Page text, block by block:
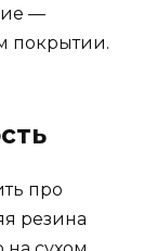
—
покрытии.
про
резина